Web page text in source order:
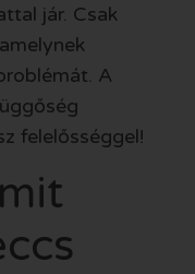
jár. Csak
A
felelősséggel!